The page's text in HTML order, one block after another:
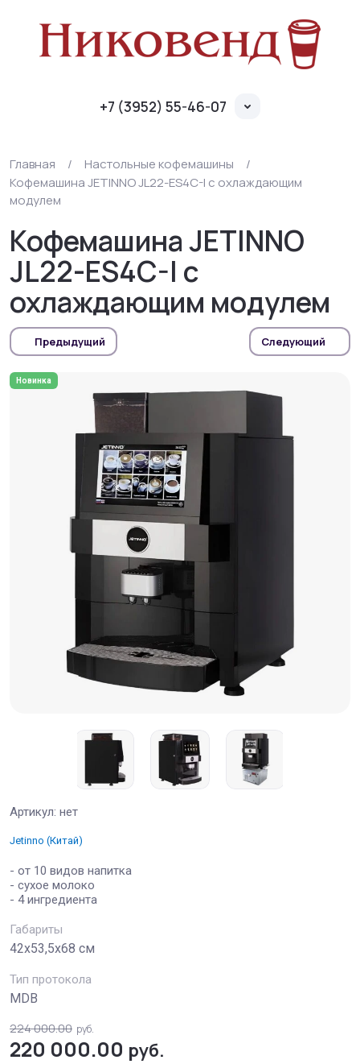
+7 (3952) 55-46-07
Главная / Настольные кофемашины
/
Кофемашина JETINNO JL22-ES4C-I с охлаждающим
модулем
Кофемашина JETINNO
JL22-ES4C-I с
охлаждающим модулем
Предыдущий Следующий
Новинка
Артикул: нет
Jetinno (Китай)
- от 10 видов напитка
- сухое молоко
- 4 ингредиента
Габариты
42х53,5х68 см
Тип протокола
MDB
224 000.00 руб.
220 000.00 руб.